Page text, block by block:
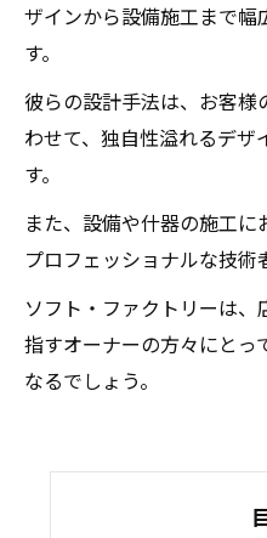
ザインから設備施工まで幅
す。
彼らの設計手法は、お客様
わせて、独自性溢れるデザ
す。
また、設備や什器の施工
プロフェッショナルな技術
ソフト・ファクトリーは
指すオーナーの方々にとっ
なるでしょう。